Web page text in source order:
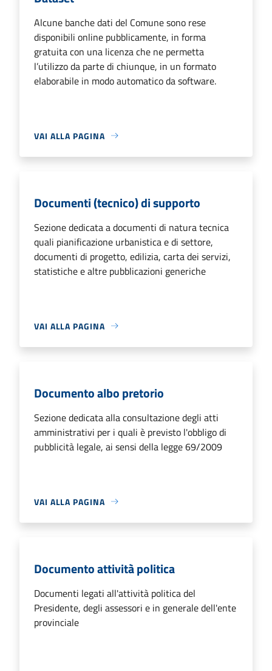
Alcune banche dati del Comune sono rese
disponibili online pubblicamente, in forma
gratuita con una licenza che ne permetta
l’utilizzo da parte di chiunque, in un formato
elaborabile in modo automatico da software.
VAI ALLA PAGINA
Documenti (tecnico) di supporto
Sezione dedicata a documenti di natura tecnica
quali pianificazione urbanistica e di settore,
documenti di progetto, edilizia, carta dei servizi,
statistiche e altre pubblicazioni generiche
VAI ALLA PAGINA
Documento albo pretorio
Sezione dedicata alla consultazione degli atti
amministrativi per i quali è previsto l'obbligo di
pubblicità legale, ai sensi della legge 69/2009
VAI ALLA PAGINA
Documento attività politica
Documenti legati all'attività politica del
Presidente, degli assessori e in generale dell'ente
provinciale